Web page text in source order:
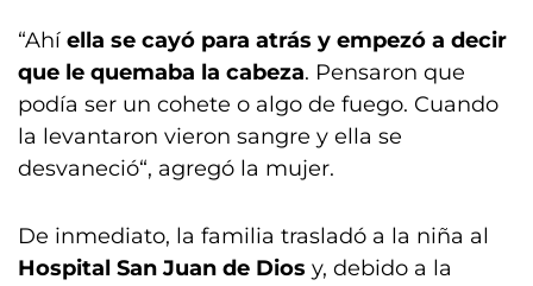
“Ahí ella se cayó para atrás y empezó a decir
que le quemaba la cabeza. Pensaron que
podía ser un cohete o algo de fuego. Cuando
la levantaron vieron sangre y ella se
desvaneció“, agregó la mujer.
De inmediato, la familia trasladó a la niña al
Hospital San Juan de Dios y, debido a la